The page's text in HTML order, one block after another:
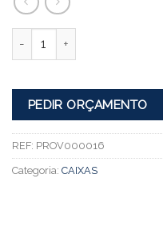
PEDIR ORÇAMENTO
REF: PROV000016
Categoria: CAIXAS